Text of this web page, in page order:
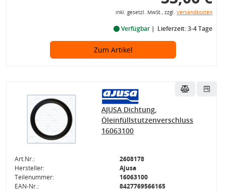
inkl. gesetzl. MwSt., zzgl. Versandkosten
Verfügbar Lieferzeit: 3-4 Tage
Zum Artikel
AJUSA Dichtung,
Öleinfüllstutzenverschluss
16063100
Art.Nr.:
2608178
Hersteller:
Ajusa
Teilenummer:
16063100
EAN-Nr.:
8427769566165